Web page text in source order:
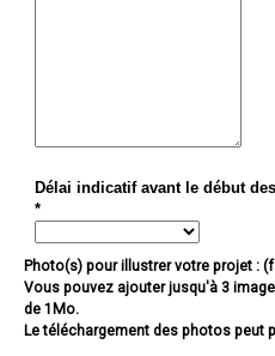
Délai indicatif avant le début
*
Photo(s) pour illustrer votre projet :
Vous pouvez ajouter jusqu'à 3
de 1Mo.
Le téléchargement des photos peut